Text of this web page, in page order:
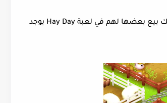
ايضا يمكنك شراء بعض السلع من جيرانك بالاراضي المجاورة وكذلك بيع بعضها لهم في لعبة Hay Day يوجد